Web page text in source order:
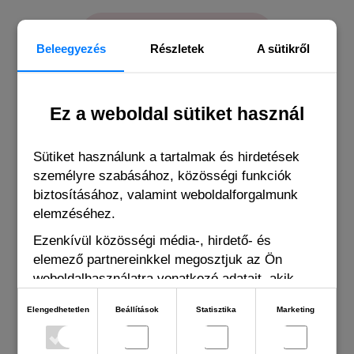
Beleegyezés Részletek A sütikről
Ez a weboldal sütiket használ
Sütiket használunk a tartalmak és hirdetések
személyre szabásához, közösségi funkciók
biztosításához, valamint weboldalforgalmunk
elemzéséhez.
Ezenkívül közösségi média-, hirdető- és
elemező partnereinkkel megosztjuk az Ön
weboldalhasználatra vonatkozó adatait, akik
amelyeket Ön adott meg számukra vagy az Ön
által használt más szolgáltatásokból gyűjtöttek.
Elengedhetetlen Beállítások Statisztika Marketing